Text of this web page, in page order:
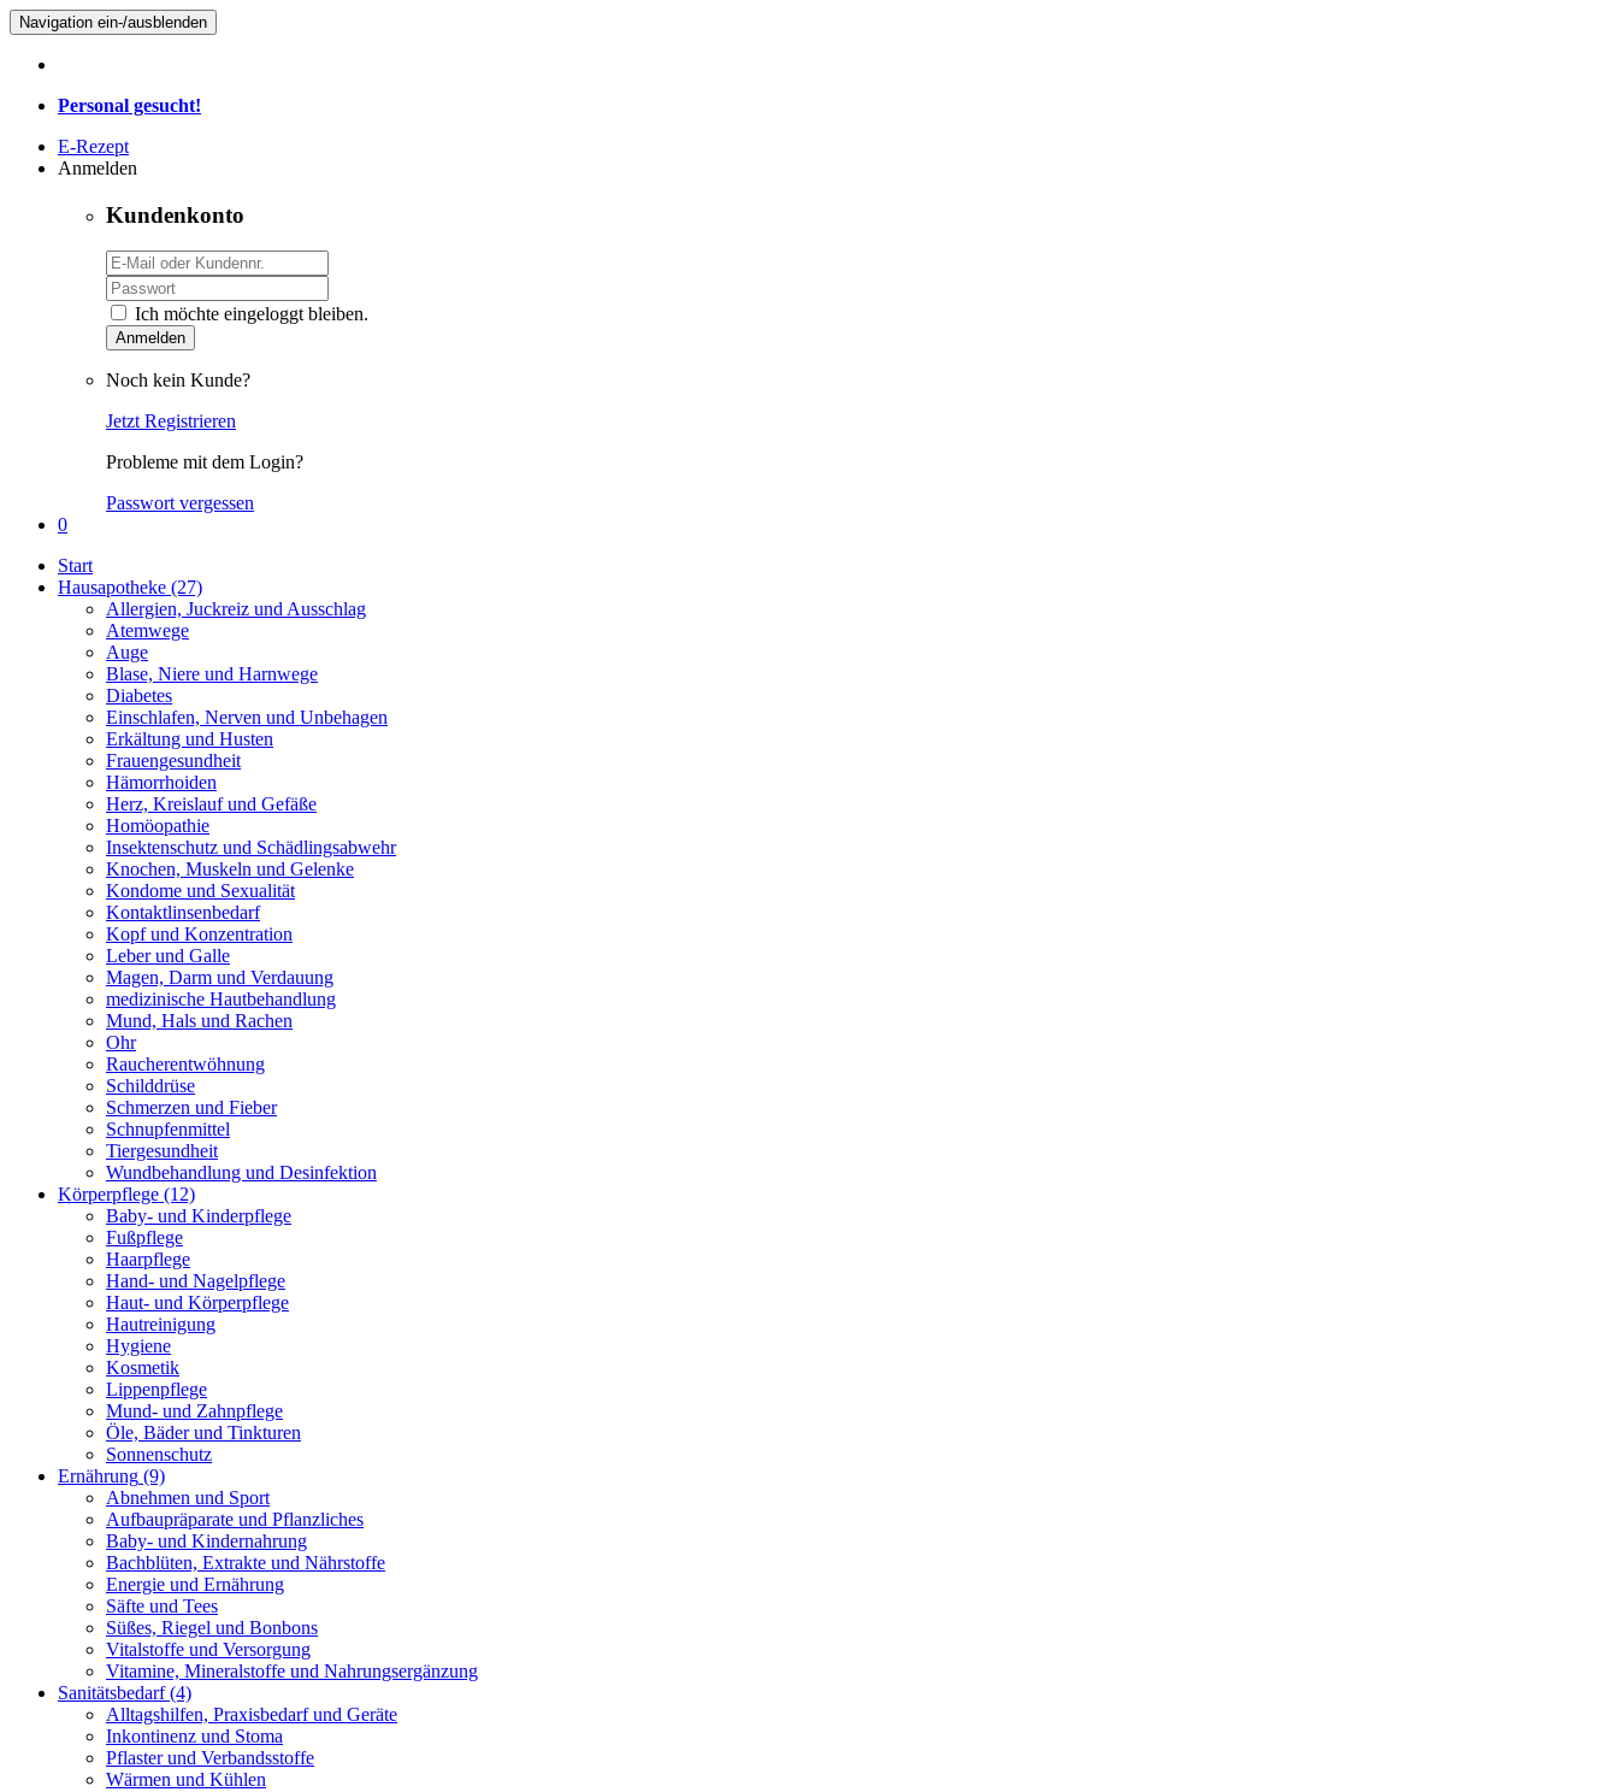
Navigation ein-/ausblenden
Personal gesucht!
E-Rezept
Anmelden
Kundenkonto
Ich möchte eingeloggt bleiben.
Anmelden
Noch kein Kunde?
Jetzt Registrieren
Probleme mit dem Login?
Passwort vergessen
0
Start
Hausapotheke (27)
Allergien, Juckreiz und Ausschlag
Atemwege
Auge
Blase, Niere und Harnwege
Diabetes
Einschlafen, Nerven und Unbehagen
Erkältung und Husten
Frauengesundheit
Hämorrhoiden
Herz, Kreislauf und Gefäße
Homöopathie
Insektenschutz und Schädlingsabwehr
Knochen, Muskeln und Gelenke
Kondome und Sexualität
Kontaktlinsenbedarf
Kopf und Konzentration
Leber und Galle
Magen, Darm und Verdauung
medizinische Hautbehandlung
Mund, Hals und Rachen
Ohr
Raucherentwöhnung
Schilddrüse
Schmerzen und Fieber
Schnupfenmittel
Tiergesundheit
Wundbehandlung und Desinfektion
Körperpflege (12)
Baby- und Kinderpflege
Fußpflege
Haarpflege
Hand- und Nagelpflege
Haut- und Körperpflege
Hautreinigung
Hygiene
Kosmetik
Lippenpflege
Mund- und Zahnpflege
Öle, Bäder und Tinkturen
Sonnenschutz
Ernährung (9)
Abnehmen und Sport
Aufbaupräparate und Pflanzliches
Baby- und Kindernahrung
Bachblüten, Extrakte und Nährstoffe
Energie und Ernährung
Säfte und Tees
Süßes, Riegel und Bonbons
Vitalstoffe und Versorgung
Vitamine, Mineralstoffe und Nahrungsergänzung
Sanitätsbedarf(4)
Alltagshilfen, Praxisbedarf und Geräte
Inkontinenz und Stoma
Pflaster und Verbandsstoffe
Wärmen und Kühlen